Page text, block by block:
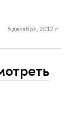
6 декабря, 2012 г.